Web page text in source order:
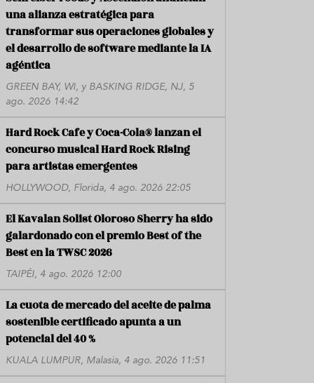
una alianza estratégica para
transformar sus operaciones globales y
el desarrollo de software mediante la IA
agéntica
GREEN BAY, WI, y BASKING RIDGE, NJ, 5
ago. 2026 14:42
Hard Rock Cafe y Coca-Cola® lanzan el
concurso musical Hard Rock Rising
para artistas emergentes
HOLLYWOOD, Florida, 4 ago. 2026 22:05
El Kavalan Solist Oloroso Sherry ha sido
galardonado con el premio Best of the
Best en la TWSC 2026
TAIPÉI, 4 ago. 2026 12:00
La cuota de mercado del aceite de palma
sostenible certificado apunta a un
potencial del 40 %
KUALA LUMPUR, Malasia, 4 ago. 2026 11:51